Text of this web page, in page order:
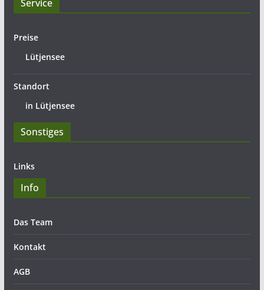
Service
Preise
Lütjensee
Standort
in Lütjensee
Sonstiges
Links
Info
Das Team
Kontakt
AGB